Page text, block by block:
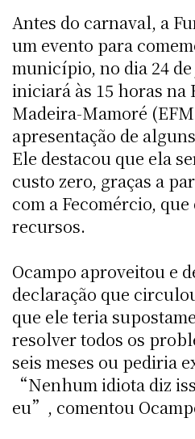
Antes do carnaval, a
um evento para
município, no dia 24
iniciará às 15 horas na
Madeira-Mamoré
apresentação de
Ele destacou que ela
custo zero, graças a
com a Fecomércio,
recursos.
Ocampo aproveitou e
declaração que
que ele teria
resolver todos os
seis meses ou pediria
“Nenhum idiota diz
eu”, comentou